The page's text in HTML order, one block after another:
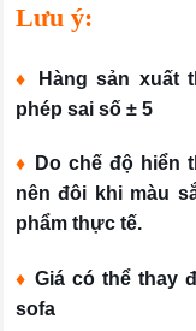
Lưu ý:
♦
Hàng sản xuất
phép sai số ± 5
♦
Do chế độ hiển
nên đôi khi màu
phẩm thực tế.
♦ Giá có thể thay
sofa